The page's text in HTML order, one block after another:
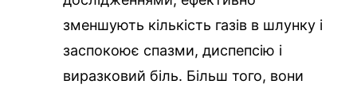
зменшують кількість газів в шлунку і
заспокоює спазми, диспепсію і
виразковий біль. Більш того, вони